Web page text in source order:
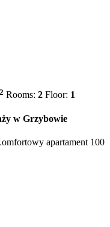
2 Rooms: 2 Floor: 1
w Grzybowie